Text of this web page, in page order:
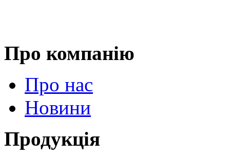
Про компанію
Про нас
Новини
Продукція